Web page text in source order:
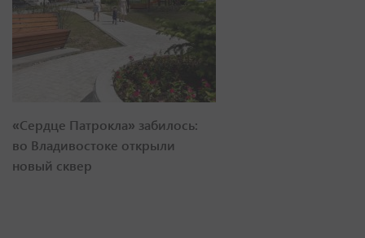
«Сердце Патрокла» забилось:
во Владивостоке открыли
новый сквер